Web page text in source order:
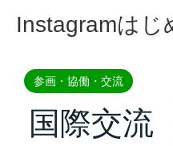
Instagramはじ
参画・協働・交流
国際交流